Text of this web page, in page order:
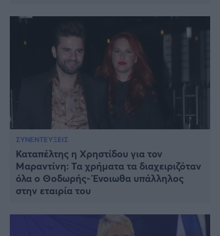
ΣΥΝΕΝΤΕΥΞΕΙΣ
Καταπέλτης η Χρηστίδου για τον
Μαραντίνη: Τα χρήματα τα διαχειριζόταν
όλα ο Θοδωρής- Ένοιωθα υπάλληλος
στην εταιρία του